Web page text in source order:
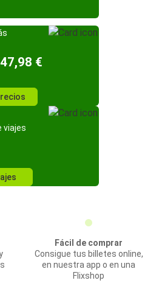
€
viajes
Fácil de comprar
Consigue tus billetes online,
en nuestra app o en una
Flixshop